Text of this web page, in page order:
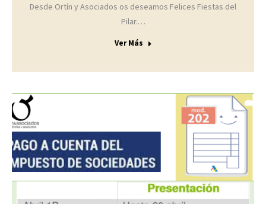
Desde Ortín y Asociados os deseamos Felices Fiestas del
Pilar.…
Ver Más